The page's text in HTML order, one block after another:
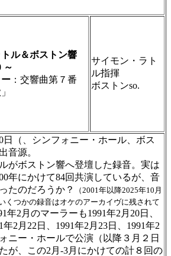
ル＆ボストン響
～
：交響曲第７番
サイモン・ラト
ル指揮
ボストンso.
（、シンフォニー・ホール、ボス
音源。
がボストン響へ登壇した録音。実は
年にかけて84回共演しているが、音
たのだろうか？
（2001年以降2025年10月
くつかの録音はオケのアーカイヴに残されて
年2月のマーラーも1991年2月20日、
年2月22日、1991年2月23日、1991年2
ニー・ホールで公演（以降３月２日
が、この2月-3月にかけての計８回の